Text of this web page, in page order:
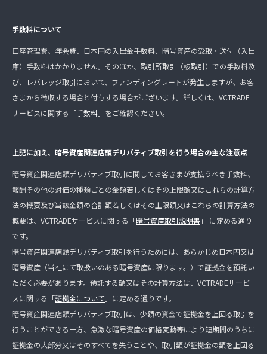
手数料について
口座管理費、年会費、日本円の入出金手数料、暗号資産の受取・送付（入出
庫）手数料はかかりません。そのほか、取引所取引（板取引）での手数料及
び、レバレッジ取引において、ファンディングレートが発生しますが、お客
さまから徴収する場合と付与する場合がございます。詳しくは、VCTRADE
サービスに関する「手数料」をご確認ください。
上記に加え、暗号資産関連店頭デリバティブ取引を行う場合の主な注意点
暗号資産関連店頭デリバティブ取引に関してお客さまが支払うべき手数料、
報酬その他の対価の種類ごとの金額若しくはその上限額又はこれらの計算方
法の概要及び当該金額の合計額若しくはその上限額又はこれらの計算方法の
概要は、VCTRADEサービスに関する「暗号資産取引説明書」 に定める通り
です。
暗号資産関連店頭デリバティブ取引を行うためには、あらかじめ日本円又は
暗号資産（当社にて取扱いのある暗号資産に限ります。）で証拠金を預託い
ただく必要があります。預託する額又はその計算方法は、VCTRADEサービ
スに関する「証拠金について 」に定める通りです。
暗号資産関連店頭デリバティブ取引は、少額の資金で証拠金を上回る取引を
行うことができる一方、急激な暗号資産の価格変動等により短期間のうちに
証拠金の大部分又はそのすべてを失うことや、取引額が証拠金の額を上回る